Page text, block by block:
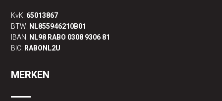
KvK: 65013867
BTW: NL855946210B01
IBAN: NL98 RABO 0308 9306 81
BIC: RABONL2U
MERKEN